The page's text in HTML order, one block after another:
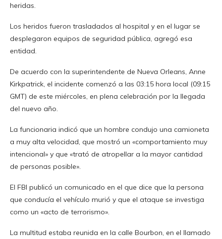
heridas.
Los heridos fueron trasladados al hospital y en el lugar se
desplegaron equipos de seguridad pública, agregó esa
entidad.
De acuerdo con la superintendente de Nueva Orleans, Anne
Kirkpatrick, el incidente comenzó a las 03:15 hora local (09:15
GMT) de este miércoles, en plena celebración por la llegada
del nuevo año.
La funcionaria indicó que un hombre condujo una camioneta
a muy alta velocidad, que mostró un «comportamiento muy
intencional» y que «trató de atropellar a la mayor cantidad
de personas posible».
El FBI publicó un comunicado en el que dice que la persona
que conducía el vehículo murió y que el ataque se investiga
como un «acto de terrorismo».
La multitud estaba reunida en la calle Bourbon, en el llamado